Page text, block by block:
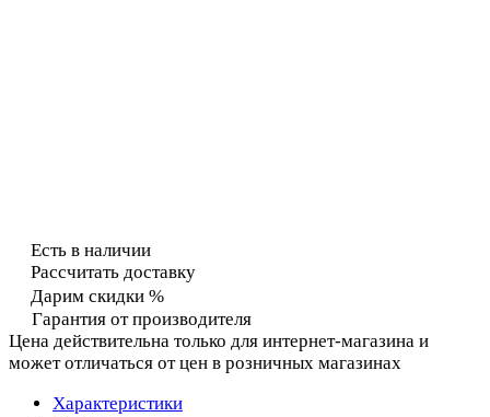
Есть в наличии
Рассчитать доставку
Дарим скидки %
Гарантия от производителя
Цена действительна только для интернет-магазина и
может отличаться от цен в розничных магазинах
Характеристики